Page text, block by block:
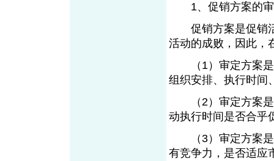
1、促销方案的
促销方案是促销活
活动的成败，因此，
（1）审定方案是
组织安排、执行时间
（2）审定方案是
动执行时间是否合乎
（3）审定方案是
有竞争力，是否适应